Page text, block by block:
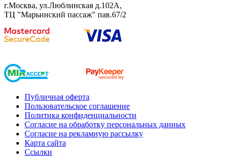
г.Москва, ул.Люблинская д.102А,
ТЦ "Марьинский пассаж" пав.67/2
Публичная оферта
Пользовательское соглашение
Политика конфиденциальности
Согласие на обработку персональных данных
Согласие на рекламную рассылку
Карта сайта
Ссылки